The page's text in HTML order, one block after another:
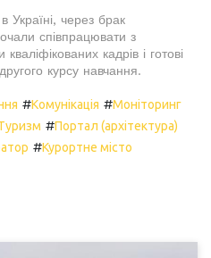
Україні, через брак
співпрацювати з
кадрів і готові
курсу навчання.
#Комунікація #Моніторинг
#Портал (архітектура)
#Курортне місто